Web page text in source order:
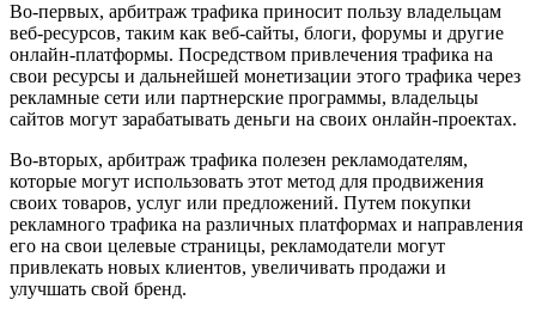
Во-первых, арбитраж трафика приносит пользу владельцам
веб-ресурсов, таким как веб-сайты, блоги, форумы и другие
онлайн-платформы. Посредством привлечения трафика на
свои ресурсы и дальнейшей монетизации этого трафика через
рекламные сети или партнерские программы, владельцы
сайтов могут зарабатывать деньги на своих онлайн-проектах.
Во-вторых, арбитраж трафика полезен рекламодателям,
которые могут использовать этот метод для продвижения
своих товаров, услуг или предложений. Путем покупки
рекламного трафика на различных платформах и направления
его на свои целевые страницы, рекламодатели могут
привлекать новых клиентов, увеличивать продажи и
улучшать свой бренд.